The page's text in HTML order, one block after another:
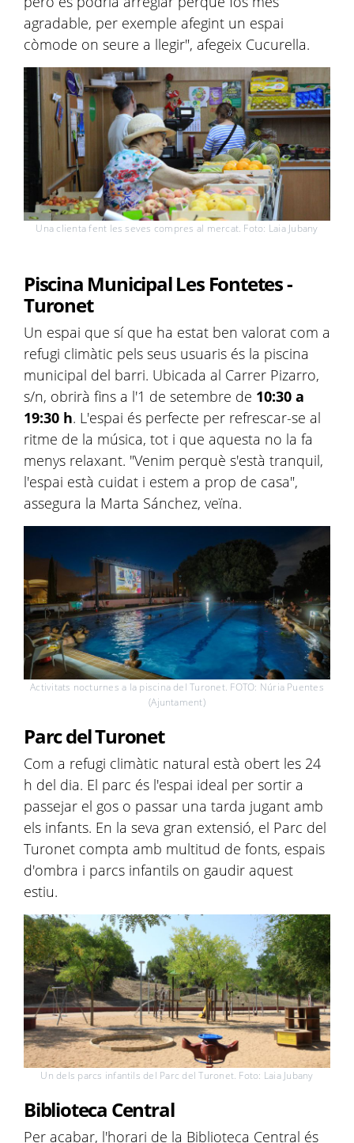
agradable, per exemple afegint un espai
còmode on seure a llegir", afegeix Cucurella.
Una clienta fent les seves compres al mercat. Foto: Laia Jubany
Piscina Municipal Les Fontetes -
Turonet
Un espai que sí que ha estat ben valorat com a
refugi climàtic pels seus usuaris és la piscina
municipal del barri. Ubicada al Carrer Pizarro,
s/n, obrirà fins a l'1 de setembre de 10:30 a
19:30 h. L'espai és perfecte per refrescar-se al
ritme de la música, tot i que aquesta no la fa
menys relaxant. "Venim perquè s'està tranquil,
l'espai està cuidat i estem a prop de casa",
assegura la Marta Sánchez, veïna.
Activitats nocturnes a la piscina del Turonet. FOTO: Núria Puentes
(Ajuntament)
Parc del Turonet
Com a refugi climàtic natural està obert les 24
h del dia. El parc és l'espai ideal per sortir a
passejar el gos o passar una tarda jugant amb
els infants. En la seva gran extensió, el Parc del
Turonet compta amb multitud de fonts, espais
d'ombra i parcs infantils on gaudir aquest
estiu.
Un dels parcs infantils del Parc del Turonet. Foto: Laia Jubany
Biblioteca Central
Per acabar, l'horari de la Biblioteca Central és